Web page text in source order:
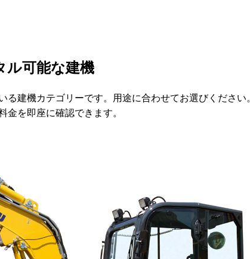
ル可能な建機
建機カテゴリーです。用途に合わせてお選びください。
を即座に確認できます。